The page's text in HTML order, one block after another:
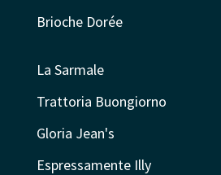
Brioche Dorée
La Sarmale
Trattoria Buongiorno
Gloria Jean's
Espressamente Illy